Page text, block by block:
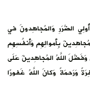
الضَّرَرِ وَالمُجاهِدونَ في
بِأَموالِهِم وَأَنفُسِهِم
وَفَضَّلَ اللَّهُ المُجاهِدينَ عَلَى
وَرَحمَةً وَكانَ اللَّهُ غَفورًا